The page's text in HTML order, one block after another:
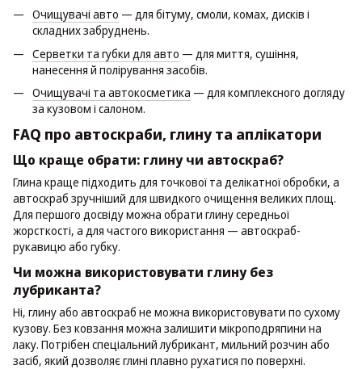
Очищувачі авто — для бітуму, смоли, комах, дисків і
складних забруднень.
Серветки та губки для авто — для миття, сушіння,
нанесення й полірування засобів.
Очищувачі та автокосметика — для комплексного догляду
за кузовом і салоном.
FAQ про автоскраби, глину та аплікатори
Що краще обрати: глину чи автоскраб?
Глина краще підходить для точкової та делікатної обробки, а
автоскраб зручніший для швидкого очищення великих площ.
Для першого досвіду можна обрати глину середньої
жорсткості, а для частого використання — автоскраб-
рукавицю або губку.
Чи можна використовувати глину без
лубриканта?
Ні, глину або автоскраб не можна використовувати по сухому
кузову. Без ковзання можна залишити мікроподряпини на
лаку. Потрібен спеціальний лубрикант, мильний розчин або
засіб, який дозволяє глині плавно рухатися по поверхні.